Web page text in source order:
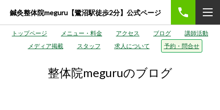
鍼灸整体院meguru【鷺沼駅徒歩2分】公式ページ
トップページ メニュー・料金 アクセス ブログ
講師活動
メディア掲載
スタッフ 求人について 予約・問合せ
整体院meguruのブログ